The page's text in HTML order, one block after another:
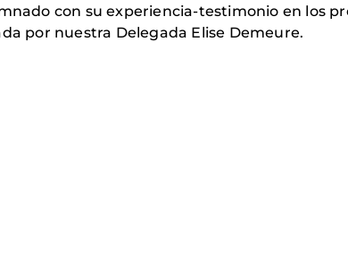
con su experiencia-testimonio en los
por nuestra Delegada Elise Demeure.